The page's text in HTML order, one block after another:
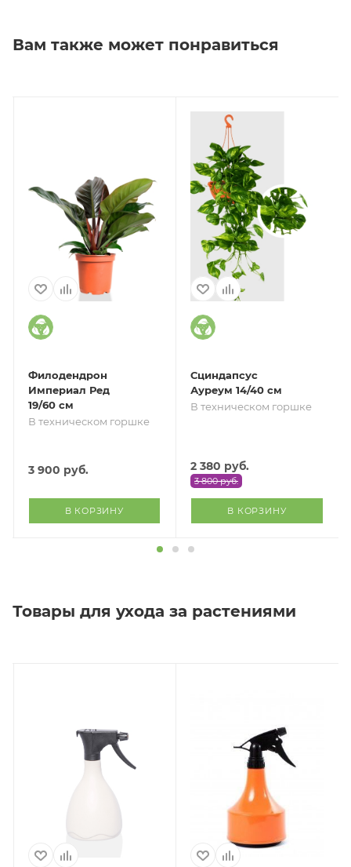
Вам также может понравиться
Филодендрон
Империал Ред
19/60 см
В техническом горшке
3 900 руб.
В КОРЗИНУ
Сциндапсус
Ауреум 14/40 см
В техническом горшке
2 380 руб.
3 800руб.
В КОРЗИНУ
Товары для ухода за растениями